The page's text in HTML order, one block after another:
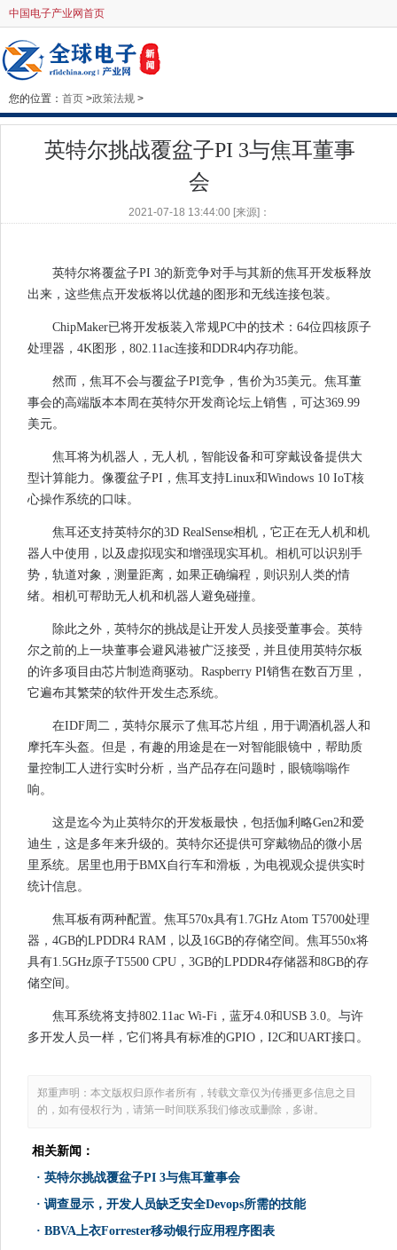
中国电子产业网首页
您的位置： 首页 >政策法规 >
英特尔挑战覆盆子PI 3与焦耳董事
会
2021-07-18 13:44:00 [来源]：
英特尔将覆盆子PI 3的新竞争对手与其新的焦耳开发板释放
出来，这些焦点开发板将以优越的图形和无线连接包装。
ChipMaker已将开发板装入常规PC中的技术：64位四核原子
处理器，4K图形，802.11ac连接和DDR4内存功能。
然而，焦耳不会与覆盆子PI竞争，售价为35美元。焦耳董
事会的高端版本本周在英特尔开发商论坛上销售，可达369.99
美元。
焦耳将为机器人，无人机，智能设备和可穿戴设备提供大
型计算能力。像覆盆子PI，焦耳支持Linux和Windows 10 IoT核
心操作系统的口味。
焦耳还支持英特尔的3D RealSense相机，它正在无人机和机
器人中使用，以及虚拟现实和增强现实耳机。相机可以识别手
势，轨道对象，测量距离，如果正确编程，则识别人类的情
绪。相机可帮助无人机和机器人避免碰撞。
除此之外，英特尔的挑战是让开发人员接受董事会。英特
尔之前的上一块董事会避风港被广泛接受，并且使用英特尔板
的许多项目由芯片制造商驱动。Raspberry PI销售在数百万里，
它遍布其繁荣的软件开发生态系统。
在IDF周二，英特尔展示了焦耳芯片组，用于调酒机器人和
摩托车头盔。但是，有趣的用途是在一对智能眼镜中，帮助质
量控制工人进行实时分析，当产品存在问题时，眼镜嗡嗡作
响。
这是迄今为止英特尔的开发板最快，包括伽利略Gen2和爱
迪生，这是多年来升级的。英特尔还提供可穿戴物品的微小居
里系统。居里也用于BMX自行车和滑板，为电视观众提供实时
统计信息。
焦耳板有两种配置。焦耳570x具有1.7GHz Atom T5700处理
器，4GB的LPDDR4 RAM，以及16GB的存储空间。焦耳550x将
具有1.5GHz原子T5500 CPU，3GB的LPDDR4存储器和8GB的存
储空间。
焦耳系统将支持802.11ac Wi-Fi，蓝牙4.0和USB 3.0。与许
多开发人员一样，它们将具有标准的GPIO，I2C和UART接口。
郑重声明：本文版权归原作者所有，转载文章仅为传播更多信息之目
的，如有侵权行为，请第一时间联系我们修改或删除，多谢。
相关新闻：
· 英特尔挑战覆盆子PI 3与焦耳董事会
· 调查显示，开发人员缺乏安全Devops所需的技能
· BBVA上衣Forrester移动银行应用程序图表